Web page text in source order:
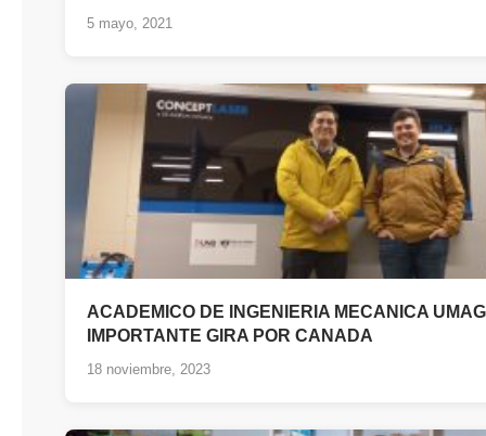
5 mayo, 2021
ACADEMICO DE INGENIERIA MECANICA
IMPORTANTE GIRA POR CANADA
18 noviembre, 2023